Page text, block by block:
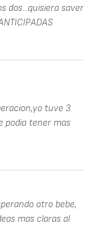
dos...quisiera saver
tuve 3
podia tener mas
otro bebe,
mas claras al